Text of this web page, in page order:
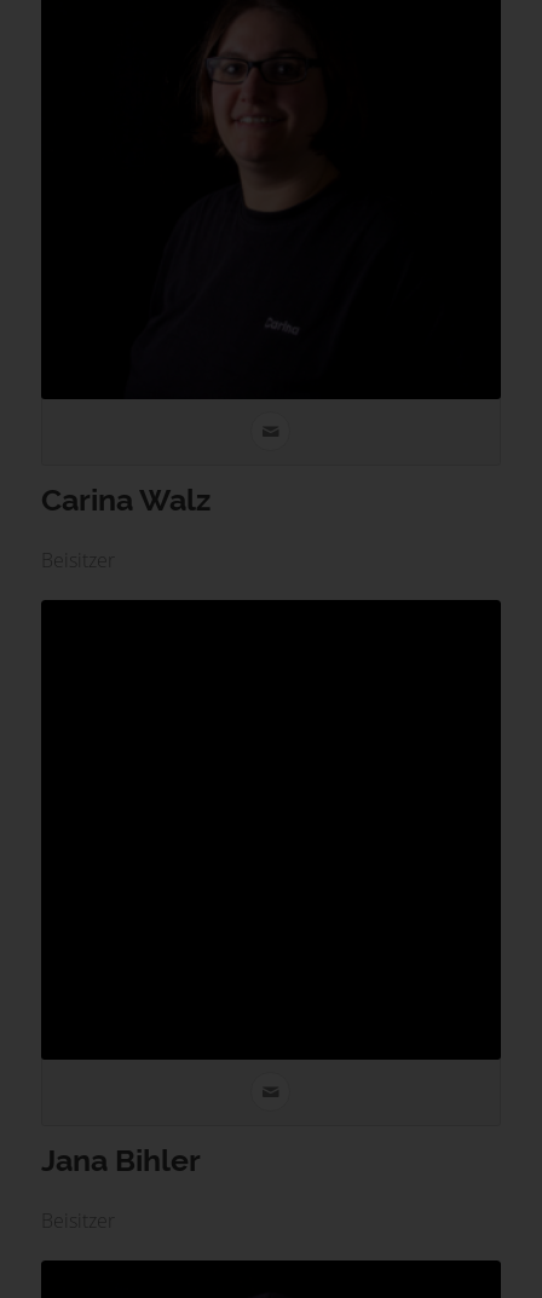
Carina Walz
Beisitzer
Jana Bihler
Beisitzer